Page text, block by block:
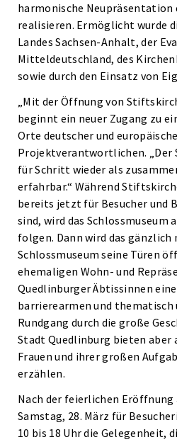
harmonische Neupräsentation
realisieren. Ermöglicht wurde
Landes Sachsen-Anhalt, der
Mitteldeutschland, des
sowie durch den Einsatz von
„Mit der Öffnung von
beginnt ein neuer Zugang zu
Orte deutscher und
Projektverantwortlichen.
für Schritt wieder als
erfahrbar.“ Während
bereits jetzt für Besucher und
sind, wird das Schlossmuseum
folgen. Dann wird das gänzlich
Schlossmuseum seine Türen
ehemaligen Wohn- und
Quedlinburger Äbtissinnen
barrierearmen und thematisch
Rundgang durch die große
Stadt Quedlinburg bieten aber
Frauen und ihrer großen
erzählen.
Nach der feierlichen
Samstag, 28. März für
10 bis 18 Uhr die Gelegenheit,